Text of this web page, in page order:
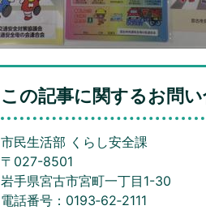
この記事に関するお問
市民生活部 くらし安全課
〒027-8501
岩手県宮古市宮町一丁目1-30
電話番号：0193‐62‐2111